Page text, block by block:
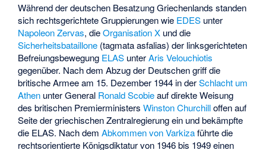
Während der deutschen Besatzung Griechenlands standen
sich rechtsgerichtete Gruppierungen wie EDES unter
Napoleon Zervas, dieOrganisation X und die
Sicherheitsbataillone (tagmata asfalias) der linksgerichteten
Befreiungsbewegung ELAS unterAris Velouchiotis
gegenüber. Nach dem Abzug der Deutschen griff die
britische Armee am 15. Dezember 1944 in derSchlacht um
Athen unter General Ronald Scobieauf direkte Weisung
des britischen PremierministersWinston Churchilloffen auf
Seite der griechischen Zentralregierung ein und bekämpfte
die ELAS. Nach demAbkommen von Varkizaführte die
rechtsorientierte Königsdiktatur von 1946 bis 1949 einen